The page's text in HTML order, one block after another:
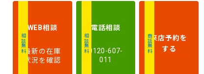
相談無料
WEB相談
最新の在庫
状況を確認
相談無料
電話相談
0120-607-
011
商談無料来店予約を
する